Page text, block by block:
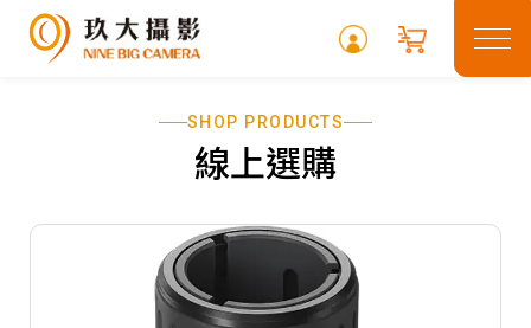
SHOP PRODUCTS
線上選購
關於玖大
最新消息